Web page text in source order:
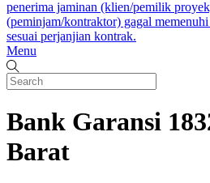
Menu
Bank Garansi
Barat